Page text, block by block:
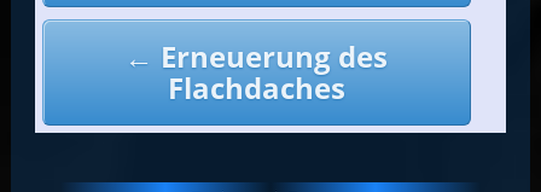
← Erneuerung des
Flachdaches